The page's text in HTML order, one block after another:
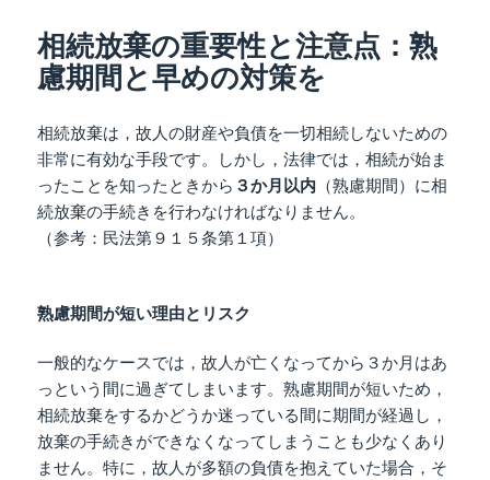
ー
相続放棄の重要性と注意点：熟
慮期間と早めの対策を
相続放棄は，故人の財産や負債を一切相続しないための
非常に有効な手段です。しかし，法律では，相続が始ま
ったことを知ったときから ３か月以内 （熟慮期間）に相
続放棄の手続きを行わなければなりません。
（参考：民法第９１５条第１項）
熟慮期間が短い理由とリスク
一般的なケースでは，故人が亡くなってから３か月はあ
っという間に過ぎてしまいます。熟慮期間が短いため，
相続放棄をするかどうか迷っている間に期間が経過し，
放棄の手続きができなくなってしまうことも少なくあり
ません。特に，故人が多額の負債を抱えていた場合，そ